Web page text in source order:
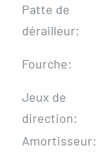
Patte de
dérailleur:
Fourche:
Jeux de
direction:
Amortisseur: